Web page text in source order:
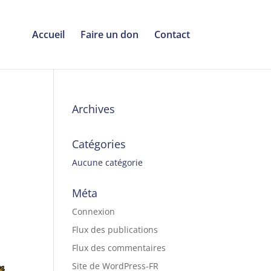
Accueil Faire un don Contact
Archives
Catégories
Aucune catégorie
Méta
Connexion
Flux des publications
Flux des commentaires
Site de WordPress-FR